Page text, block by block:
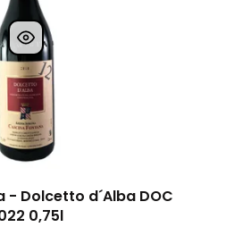
- Dolcetto d´Alba DOC
0,75l